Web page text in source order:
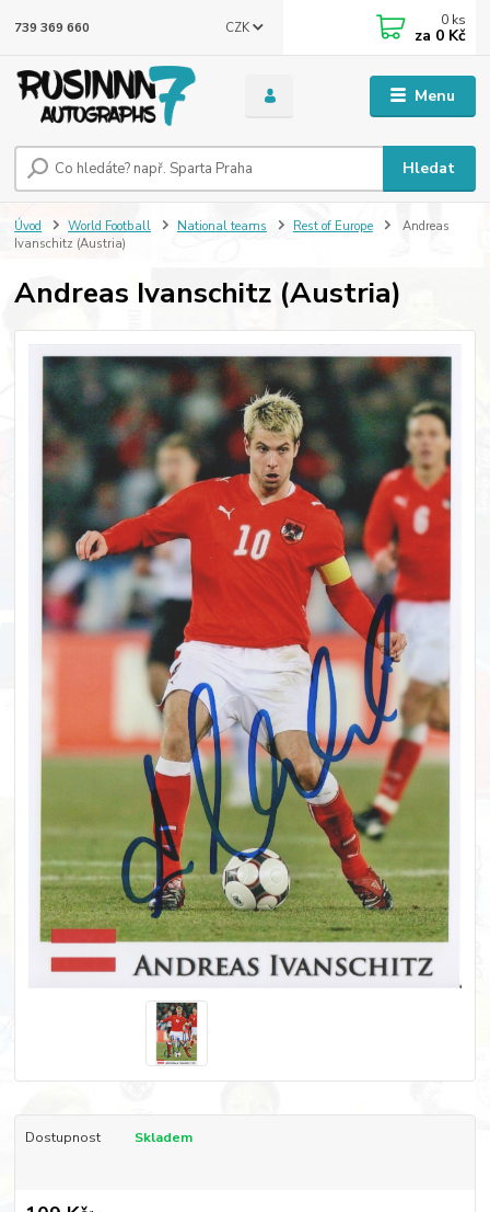
Menu
CZK
Hledat
739 369 660 0 ks
za 0 Kč
Úvod World Football National teams Rest of Europe
Andreas
Ivanschitz (Austria)
Andreas Ivanschitz (Austria)
Dostupnost Skladem